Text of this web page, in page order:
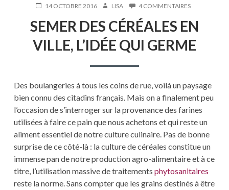
PUBLIÉ14 OCTOBRE 2016 AUTEUR
LISA 4 COMMENTAIRESSUR
DES
CÉRÉALES
EN
VILLE,
SEMER DES CÉRÉALES EN
VILLE, L’IDÉE QUI GERME
Des boulangeries à tous les coins de rue, voilà un paysage
bien connu des citadins français. Mais on a finalement peu
l’occasion de s’interroger sur la provenance des farines
utilisées à faire ce pain que nous achetons et qui reste un
aliment essentiel de notre culture culinaire. Pas de bonne
surprise de ce côté-là : la culture de céréales constitue un
immense pan de notre production agro-alimentaire et à ce
titre, l’utilisation massive de traitements phytosanitaires
reste la norme. Sans compter que les grains destinés à être